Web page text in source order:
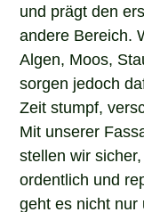
und prägt den
andere Bereich.
Algen, Moos,
sorgen jedoch
Zeit stumpf,
Mit unserer
stellen wir
ordentlich und
geht es nicht nur